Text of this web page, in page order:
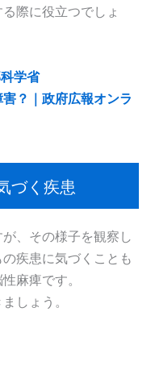
際に役立つでしょ
学省
？｜政府広報オンラ
づく疾患
、その様子を観察し
疾患に気づくことも
麻痺です。
しょう。